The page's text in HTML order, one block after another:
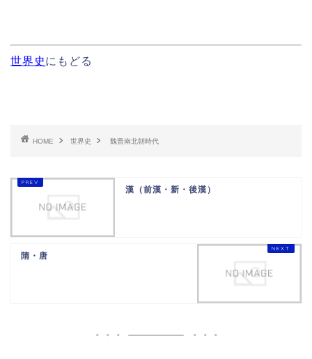
世界史にもどる
HOME 世界史 魏晋南北朝時代
漢（前漢・新・後漢）
隋・唐